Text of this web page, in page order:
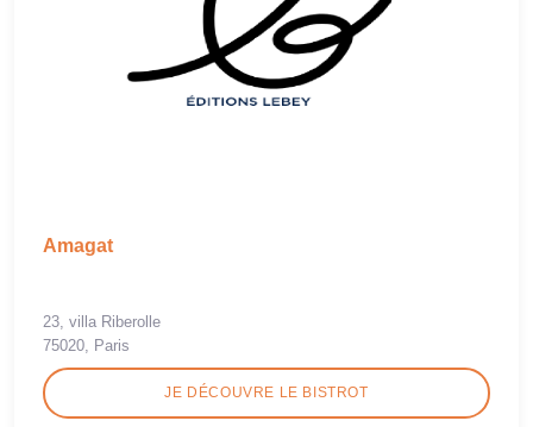
Amagat
23, villa Riberolle
75020, Paris
JE DÉCOUVRE LE BISTROT